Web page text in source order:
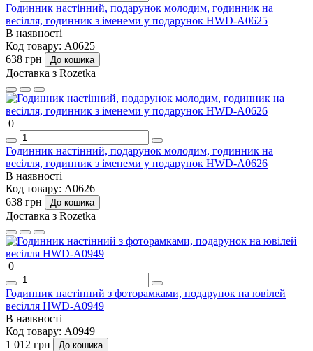
Годинник настінний, подарунок молодим, годинник на
весілля, годинник з іменеми у подарунок HWD-A0625
В наявності
Код товару: A0625
638 грн
До кошика
Доставка з Rozetka
0
Годинник настінний, подарунок молодим, годинник на
весілля, годинник з іменеми у подарунок HWD-A0626
В наявності
Код товару: A0626
638 грн
До кошика
Доставка з Rozetka
0
Годинник настінний з фоторамками, подарунок на ювілей
весілля HWD-A0949
В наявності
Код товару: A0949
1 012 грн
До кошика